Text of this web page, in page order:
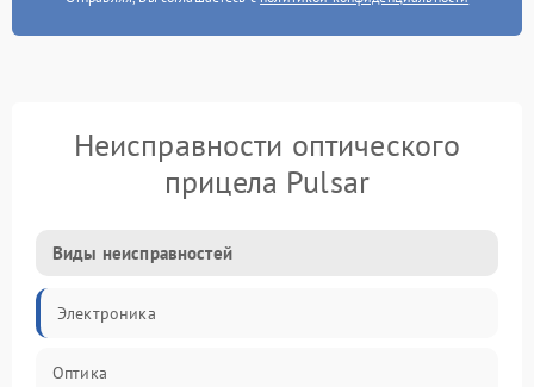
Неисправности оптического
прицела Pulsar
Виды неисправностей
Электроника
Оптика